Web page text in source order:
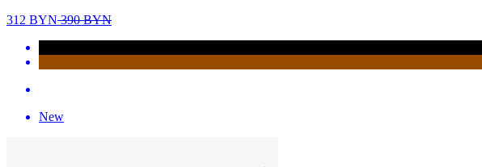
312 BYN390BYN
New